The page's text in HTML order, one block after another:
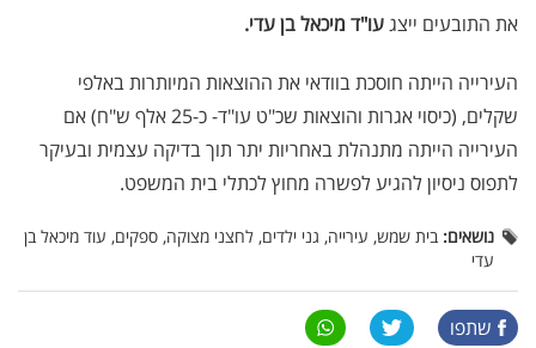
את התובעים ייצגעו"ד מיכאל בן עדי.
העירייה הייתה חוסכת בוודאי את ההוצאות המיותרות באלפי
שקלים, (כיסוי אגרות והוצאות שכ"ט עו"ד- כ-25 אלף ש"ח) אם
העירייה הייתה מתנהלת באחריות יתר תוך בדיקה עצמית ובעיקר
לתפוס ניסיון להגיע לפשרה מחוץ לכתלי בית המשפט.
נושאים: בית שמש, עירייה, גני ילדים, לחצני מצוקה, ספקים, עוד מיכאל בן
עדי
שתפו